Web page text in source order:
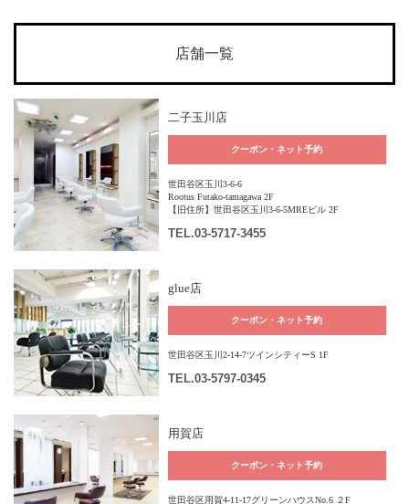
店舗一覧
二子玉川店
クーポン・ネット予約
世田谷区玉川3-6-6
Rootus Futako-tamagawa 2F
【旧住所】世田谷区玉川3-6-5MREビル 2F
TEL.03-5717-3455
glue店
クーポン・ネット予約
世田谷区玉川2-14-7ツインシティーS 1F
TEL.03-5797-0345
用賀店
クーポン・ネット予約
世田谷区用賀4-11-17グリーンハウスNo.6 ２F